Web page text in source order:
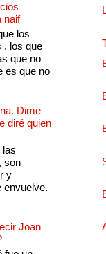
naif
los
, los que
que no
es que no
Dime
diré quien
las
son
y
envuelve.
Joan